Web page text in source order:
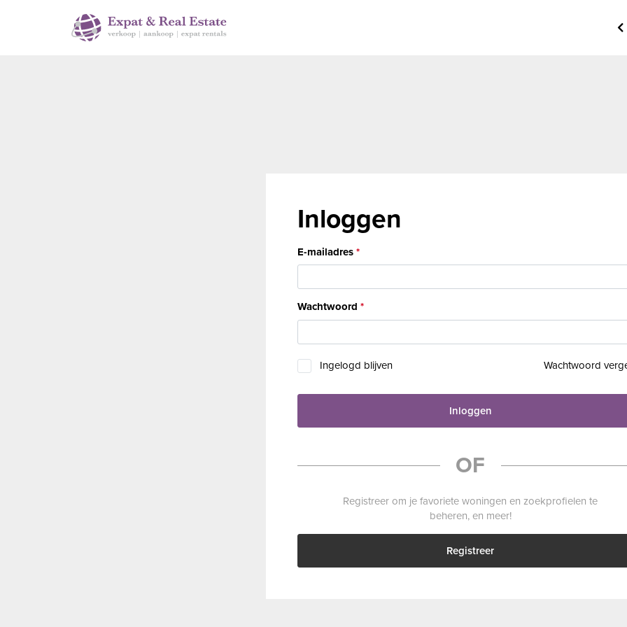
Inloggen
E-mailadres
Wachtwoord
Ingelogd blijven Wachtwoord
Inloggen
OF
Registreer om je favoriete woningen en zoekprofielen te
beheren, en meer!
Registreer